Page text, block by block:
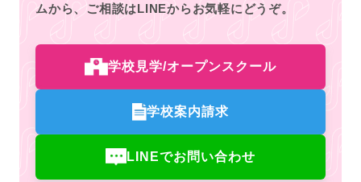
ムから、ご相談はLINEからお気軽にどうぞ。
学校見学/オープンスクール
学校案内請求
LINEでお問い合わせ